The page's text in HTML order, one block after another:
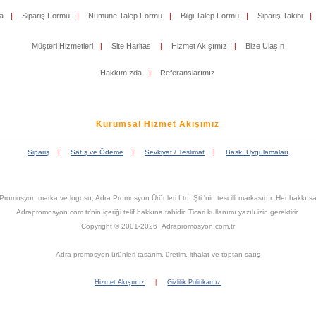
| Sipariş Formu | Numune Talep Formu | Bilgi Talep Formu | Sipariş Takibi |
Müşteri Hizmetleri | Site Haritası | Hizmet Akışımız | Bize Ulaşın
Hakkımızda | Referanslarımız
Kurumsal Hizmet Akışımız
Sipariş | Satış ve Ödeme | Sevkiyat / Teslimat | Baskı Uygulamaları
marka ve logosu, Adra Promosyon Ürünleri Ltd. Şti.'nin tescilli markasıdır. Her hakkı
Adrapromosyon.com.tr'nin içeriği telif hakkına tabidir. Ticari kullanımı yazılı izin gerektirir.
Copyright © 2001-2026 Adrapromosyon.com.tr
Adra promosyon ürünleri tasarım, üretim, ithalat ve toptan satış
Hizmet Akışımız Gizlilik Politikamız